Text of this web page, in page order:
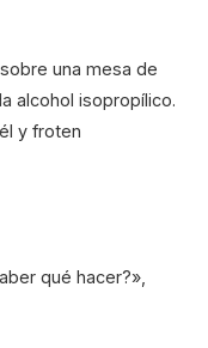
una mesa de
alcohol isopropílico.
y froten
qué hacer?»,